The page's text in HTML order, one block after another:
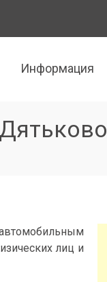
Информация
лиц и